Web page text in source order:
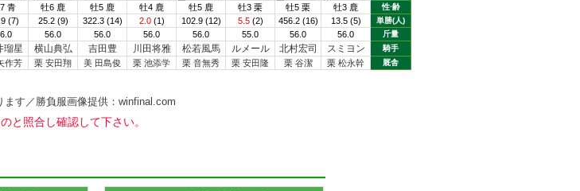
青 牡6 鹿 牡5 鹿 牡4 鹿 牡5 鹿 牡3 栗 牡5 栗 牡3 鹿 性·齢
(7) 25.2 (9) 322.3 (14) 2.0 (1) 102.9 (12) 5.5 (2) 456.2 (16) 13.5 (5) 単勝(人)
56.0 56.0 56.0 56.0 55.0 56.0 56.0 斤量
瑠星 横山典弘 吉田豊 川田将雅 松若風馬 ルメール 北村宏司 スミヨン 騎手
作芳 栗 安田翔 美 田島俊 栗 池添学 栗 音無秀 栗 安田隆 栗 谷潔 栗 松永幹 厩舎
す／勝負服画像提供：winfinal.com
と照合し確認して下さい。